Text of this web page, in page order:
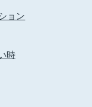
ョン
時